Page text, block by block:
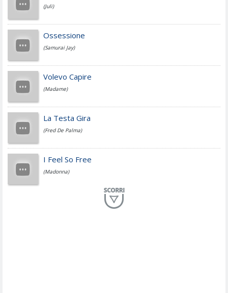
Cesare Cremonini
Jovanotti
Fedez
Simone Cristicchi
(Juli)
Ossessione
(Samurai Jay)
Volevo Capire
(Madame)
La Testa Gira
(Fred De Palma)
I Feel So Free
(Madonna)